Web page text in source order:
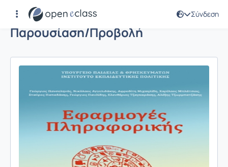
Σύνδεση
Παρουσίαση/Προβολή